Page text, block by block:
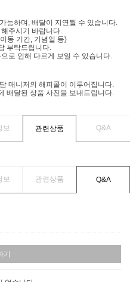
능하며, 배달이 지연될 수 있습니다.
주시기 바랍니다.
동 기간, 기념일 등)
부탁드립니다.
로 인해 다르게 보일 수 있습니다.
매니저의 해피콜이 이루어집니다.
배달된 상품 사진을 보내드립니다.
보 관련상품 Q&A
보 관련상품 Q&A
기